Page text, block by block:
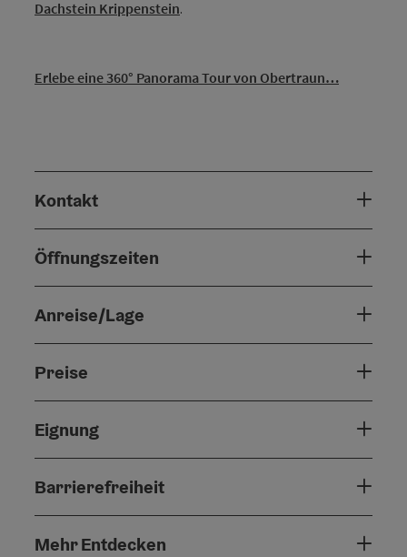
Dachstein Krippenstein.
Erlebe eine 360° Panorama Tour von Obertraun…
Kontakt
Öffnungszeiten
Anreise/Lage
Preise
Eignung
Barrierefreiheit
Mehr Entdecken